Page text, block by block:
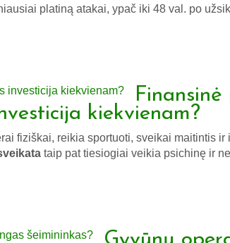
platiną atakai, ypač iki 48 val. po
kiekvienam?
fiziškai, reikia sportuoti, sveikai maitintis ir
taip pat tiesiogiai veikia psichinę ir